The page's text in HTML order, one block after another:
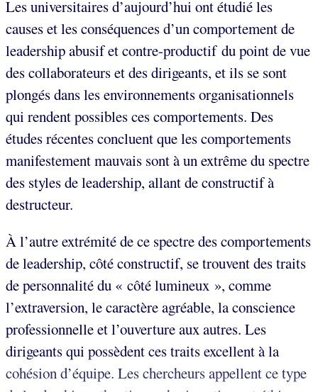
Les universitaires d’aujourd’hui ont étudié les
causes et les conséquences d’un comportement de
leadership abusif et contre-productif du point de vue
des collaborateurs et des dirigeants, et ils se sont
plongés dans les environnements organisationnels
qui rendent possibles ces comportements. Des
études récentes concluent que les comportements
manifestement mauvais sont à un extrême du spectre
des styles de leadership, allant de constructif à
destructeur.
À l’autre extrémité de ce spectre des comportements
de leadership, côté constructif, se trouvent des traits
de personnalité du « côté lumineux », comme
l’extraversion, le caractère agréable, la conscience
professionnelle et l’ouverture aux autres. Les
dirigeants qui possèdent ces traits excellent à la
cohésion d’équipe. Les chercheurs appellent ce type